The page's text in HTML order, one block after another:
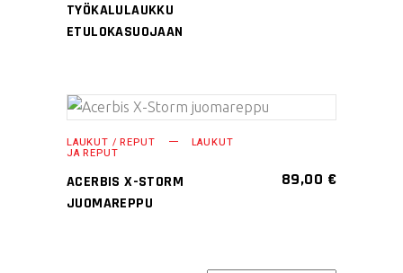
TYÖKALULAUKKU
ETULOKASUOJAAN
LISÄÄ OSTOSKORIIN
LAUKUT / REPUT LAUKUT
JA REPUT
ACERBIS X-STORM
JUOMAREPPU
89,00 €